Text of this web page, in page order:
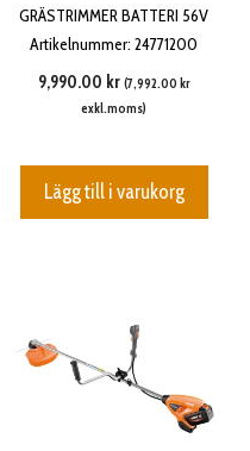
GRÄSTRIMMER BATTERI 56V
Artikelnummer: 24771200
9,990.00 kr (7,992.00 kr
exkl.moms)
Lägg till i varukorg